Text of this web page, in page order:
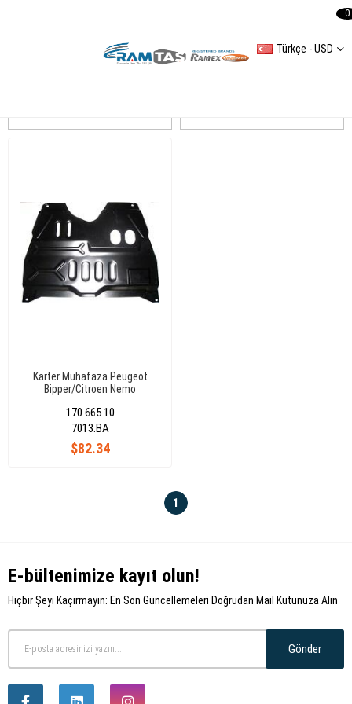
Türkçe - USD
0
Karter Muhafaza Peugeot
Bipper/Citroen Nemo
170 665 10
$82.34
7013.BA
1
E-bültenimize kayıt olun!
Hiçbir Şeyi Kaçırmayın: En Son Güncellemeleri Doğrudan Mail Kutunuza Alın
Gönder